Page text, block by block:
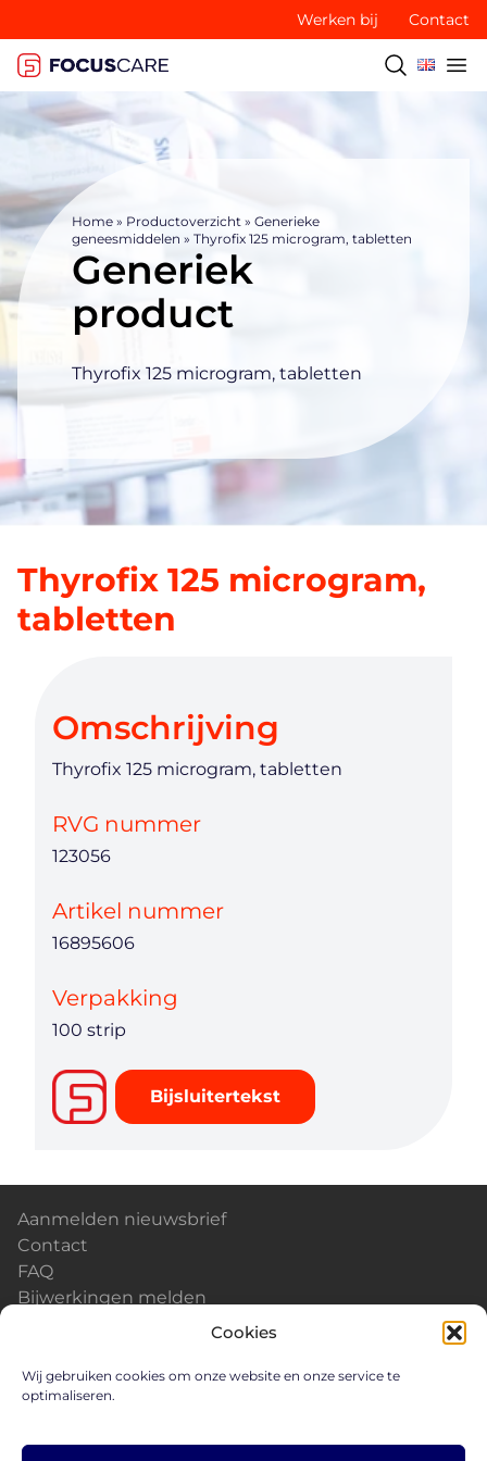
Cookies
Wij gebruiken cookies om onze website en onze service te
optimaliseren.
Werken bij Contact
Home » Productoverzicht » Generieke
geneesmiddelen » Thyrofix 125 microgram, tabletten
Generiek
product
Thyrofix 125 microgram, tabletten
Thyrofix 125 microgram,
tabletten
Omschrijving
Thyrofix 125 microgram, tabletten
RVG nummer
123056
Artikel nummer
16895606
Verpakking
100 strip
Bijsluitertekst
Aanmelden nieuwsbrief
Contact
FAQ
Bijwerkingen melden
Careers